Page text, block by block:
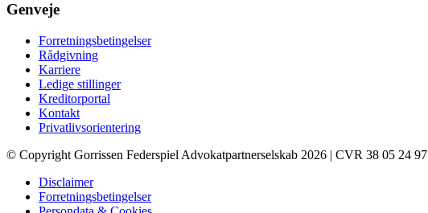
Genveje
Forretningsbetingelser
Rådgivning
Karriere
Ledige stillinger
Kreditorportal
Kontakt
Privatlivsorientering
© Copyright Gorrissen Federspiel Advokatpartnerselskab 2026 | CVR 38 05 24 97
Disclaimer
Forretningsbetingelser